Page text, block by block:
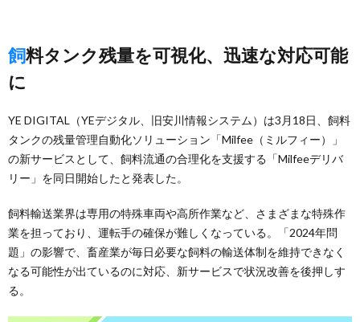
飼料タンク残量を可視化、迅速な対応可能
に
YE DIGITAL（YEデジタル、旧安川情報システム）は3月18日、飼料
タンクの残量管理自動化ソリューション「Milfee（ミルフィー）」
の新サービスとして、飼料流通の合理化を支援する「Milfeeデリバ
リー」を同日開始したと発表した。
飼料輸送業界は専用の特殊車両や高所作業など、さまざまな特殊作
業を担っており、運転手の確保が難しくなっている。「2024年問
題」の影響で、畜産業が毎日必要な飼料の輸送体制を維持できなく
なる可能性が出ているのに対応、新サービスで状況改善を後押しす
る。